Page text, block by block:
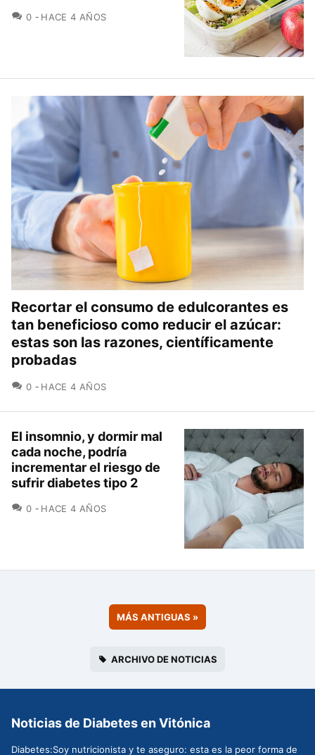
0 COMENTARIOS
HACE 4 AÑOS
Recortar el consumo de edulcorantes es
tan beneficioso como reducir el azúcar:
estas son las razones, científicamente
probadas
0 COMENTARIOS
HACE 4 AÑOS
El insomnio, y dormir mal
cada noche, podría
incrementar el riesgo de
sufrir diabetes tipo 2
0 COMENTARIOS
HACE 4 AÑOS
MÁS ANTIGUAS »
ARCHIVO DE NOTICIAS
Noticias de Diabetes en Vitónica
Diabetes:Soy nutricionista y te aseguro: esta es la peor forma de